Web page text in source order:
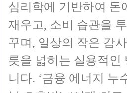
심리학에 기반하여 돈
재우고, 소비 습관을
꾸며, 일상의 작은 감
릇을 넓히는 실용적인
니다. ‘금융 에너지 누